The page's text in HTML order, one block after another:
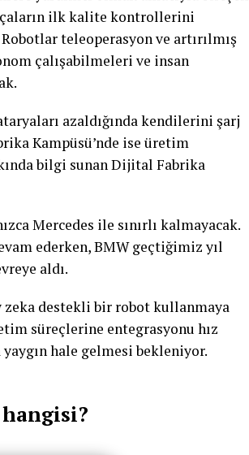
ilk kalite kontrollerini
teleoperasyon ve artırılmış
çalışabilmeleri ve insan
azaldığında kendilerini şarj
Kampüsü’nde ise üretim
bilgi sunan Dijital Fabrika
Mercedes ile sınırlı kalmayacak.
ederken, BMW geçtiğimiz yıl
aldı.
zeka destekli bir robot kullanmaya
süreçlerine entegrasyonu hız
hale gelmesi bekleniyor.